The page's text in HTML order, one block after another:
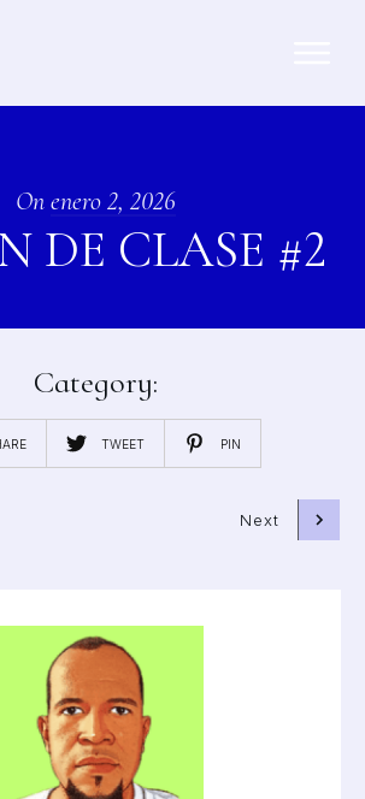
Onenero 2, 2026
DE CLASE #2
Category:
TWEET PIN
Next